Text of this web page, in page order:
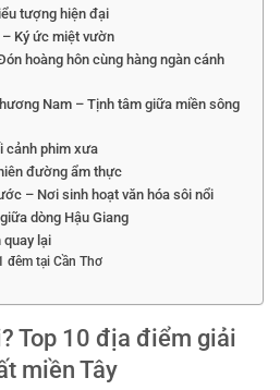
tượng hiện đại
Ký ức miệt vườn
hoàng hôn cùng hàng ngàn cánh
Nam – Tịnh tâm giữa miền sông
cảnh phim xưa
đường ẩm thực
– Nơi sinh hoạt văn hóa sôi nổi
dòng Hậu Giang
quay lại
đêm tại Cần Thơ
Top 10 địa điểm giải
miền Tây